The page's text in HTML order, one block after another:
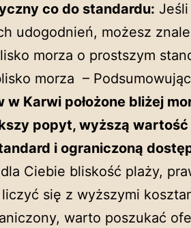
co do standardu:
udogodnień, możesz
morza o prostszym
morza –
Karwi położone bliżej
popyt, wyższą
i ograniczoną
Ciebie bliskość plaży,
liczyć się z wyższymi
warto poszukać